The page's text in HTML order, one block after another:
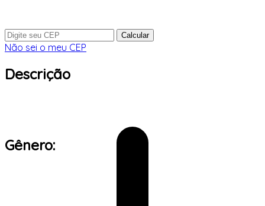
Calcular
Não sei o meu CEP
Descrição
Gênero: